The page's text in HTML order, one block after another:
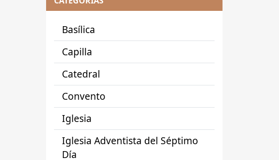
Basílica
Capilla
Catedral
Convento
Iglesia
Iglesia Adventista del Séptimo
Día